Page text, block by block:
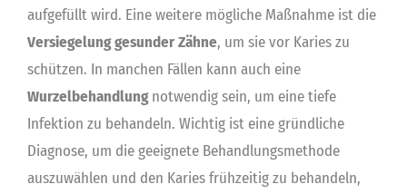
aufgefüllt wird. Eine weitere mögliche Maßnahme ist die
Versiegelung gesunder Zähne, um sie vor Karies zu
schützen. In manchen Fällen kann auch eine
Wurzelbehandlungnotwendig sein, um eine tiefe
Infektion zu behandeln. Wichtig ist eine gründliche
Diagnose, um die geeignete Behandlungsmethode
auszuwählen und den Karies frühzeitig zu behandeln,